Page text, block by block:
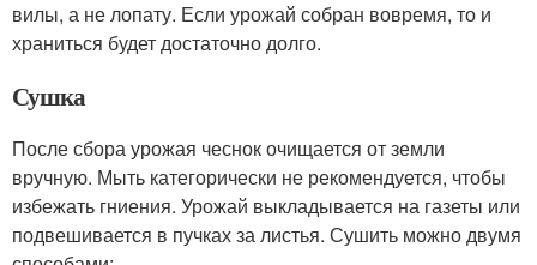
вилы, а не лопату. Если урожай собран вовремя, то и
храниться будет достаточно долго.
Сушка
После сбора урожая чеснок очищается от земли
вручную. Мыть категорически не рекомендуется, чтобы
избежать гниения. Урожай выкладывается на газеты или
подвешивается в пучках за листья. Сушить можно двумя